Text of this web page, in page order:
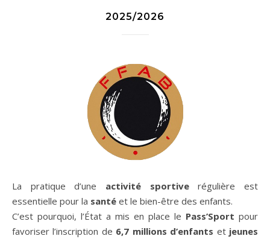
2025/2026
La pratique d’une activité sportiverégulière est
essentielle pour la santé et le bien-être des enfants.
C’est pourquoi, l’État a mis en place le Pass’Sport pour
favoriser l’inscription de 6,7 millions d’enfants et jeunes